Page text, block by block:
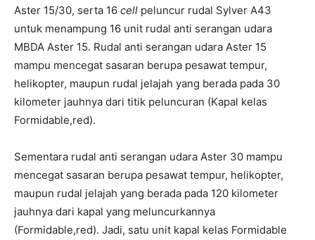
Aster 15/30, serta 16 cell peluncur rudal Sylver A43
untuk menampung 16 unit rudal anti serangan udara
MBDA Aster 15. Rudal anti serangan udara Aster 15
mampu mencegat sasaran berupa pesawat tempur,
helikopter, maupun rudal jelajah yang berada pada 30
kilometer jauhnya dari titik peluncuran (Kapal kelas
Formidable,red).
Sementara rudal anti serangan udara Aster 30 mampu
mencegat sasaran berupa pesawat tempur, helikopter,
maupun rudal jelajah yang berada pada 120 kilometer
jauhnya dari kapal yang meluncurkannya
(Formidable,red). Jadi, satu unit kapal kelas Formidable